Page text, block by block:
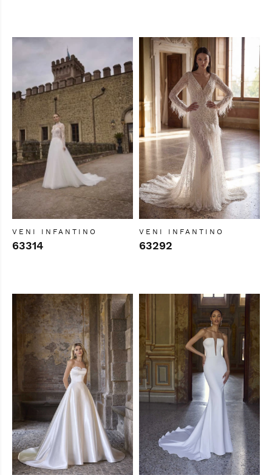
VENI INFANTINO
63314
VENI INFANTINO
63292